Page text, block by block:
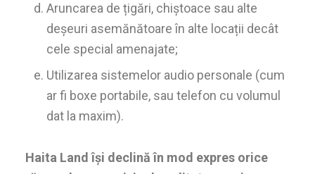
Aruncarea de țigări, chiștoace sau alte
deșeuri asemănătoare în alte locații decât
cele special amenajate;
Utilizarea sistemelor audio personale (cum
ar fi boxe portabile, sau telefon cu volumul
dat la maxim).
Haita Land își declină în mod expres orice